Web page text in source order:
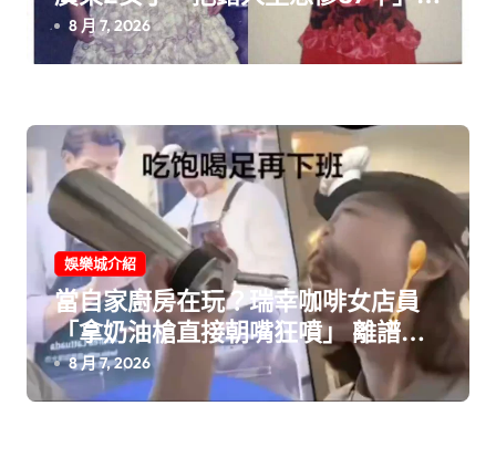
一驗 DNA 全網看傻！
8 月 7, 2026
娛樂城介紹
當自家廚房在玩？瑞幸咖啡女店員
「拿奶油槍直接朝嘴狂噴」 離譜畫
面曝光慘遭光速開除！
8 月 7, 2026